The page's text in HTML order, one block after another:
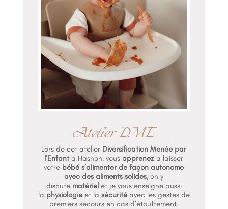
Atelier DME
Lors de cet atelier Diversification Menée par
l’Enfantà Hasnon, vousapprenezà laisser
votre bébé s’alimenter de façon autonome
avec des aliments solides, on y
discute matériel et je vous enseigne aussi
la physiologieet la sécuritéavec les gestes de
premiers secours en cas d’étouffement.